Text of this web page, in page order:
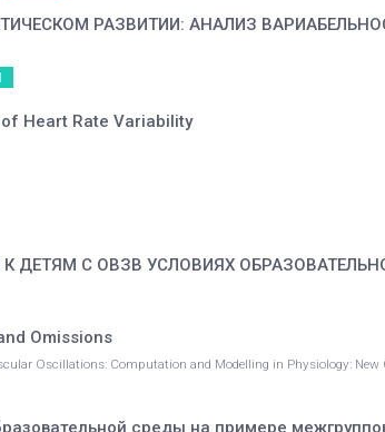
РАЗВИТИИ: АНАЛИЗ
Heart Rate Variability
ДЕТЯМ С ОВЗВ УСЛОВИЯХ
Omissions
Oscillations: Computation and Modelling in Physiology: New
среды на примере